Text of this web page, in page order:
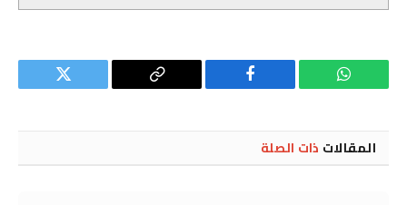
واتساب فيسبوك
Copy
تويتر
المقالات ذات الصلة